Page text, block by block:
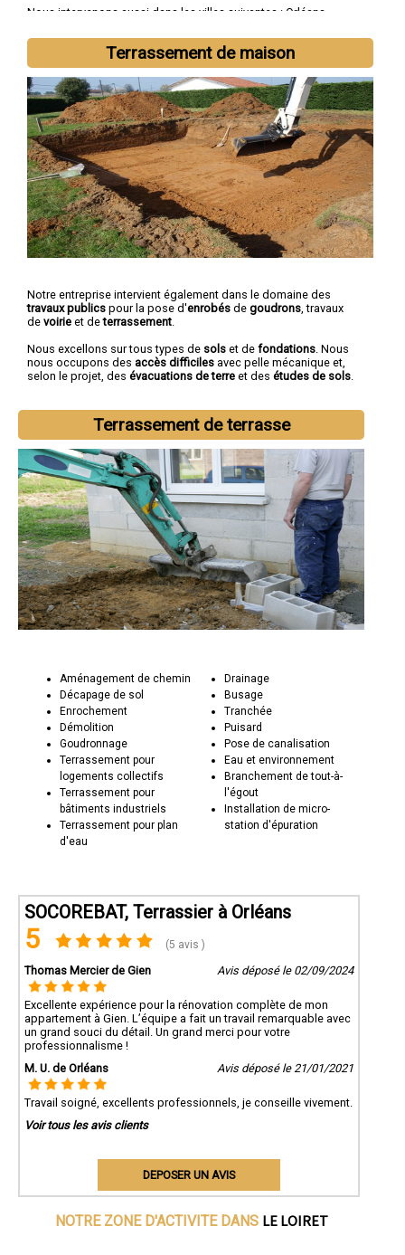
Nous intervenons aussi dans les villes suivantes : Orléans
la-Ruelle,Montargis,Gien,Saran,Châlette-sur-Loing,Amilly
Terrassement de maison
Notre entreprise intervient également dans le domaine des
travaux publics pour la pose d'enrobés de goudrons , travaux
de voirie et deterrassement
Nous excellons sur tous types de sols et de fondations . Nous
nous occupons des accès difficiles avec pelle mécanique et,
selon le projet, des évacuations de terre et des études de sols
Terrassement de terrasse
Aménagement de chemin
Décapage de sol
Enrochement
Démolition
Goudronnage
Terrassement pour
logements collectifs
Terrassement pour
bâtiments industriels
Terrassement pour plan
d'eau
Drainage
Busage
Tranchée
Puisard
Pose de canalisation
Eau et environnement
Branchement de tout-à-
l'égout
Installation de micro-
station d'épuration
SOCOREBAT, Terrassier à Orléans
5 (5 avis )
Thomas Mercier de Gien Avis déposé le 02/09/2024
Excellente expérience pour la rénovation complète de mon
appartement à Gien. L’équipe a fait un travail remarquable avec
un grand souci du détail. Un grand merci pour votre
professionnalisme !
M. U. de Orléans
Avis déposé le 21/01/2021
Travail soigné, excellents professionnels, je conseille vivement.
Voir tous les avis clients
DEPOSER UN AVIS
NOTRE ZONE D'ACTIVITE DANS LE LOIRET